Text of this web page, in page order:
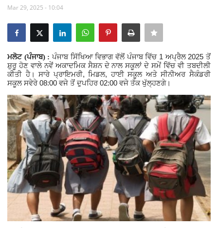
Malout News
History of Malout
Giddarbaha
Railway Time Table
Lambi
Sri Muktsar Sahib News
Punjab
Life & Style
Mar 29, 2025 - 10:04
ਮਲੋਟ (ਪੰਜਾਬ) : ਪੰਜਾਬ ਸਿੱਖਿਆ ਵਿਭਾਗ ਵੱਲੋਂ ਪੰਜਾਬਵਿੱਚ 1 ਅਪ੍ਰੈਲ 2025ਤੋਂ
ਸ਼ੁਰੂ ਹੋਣ ਵਾਲੇ ਨਵੇਂ ਅਕਾਦਮਿਕ ਸੈਸ਼ਨ ਦੇ ਨਾਲ ਸਕੂਲਾਂ ਦੇ ਸਮੇਂ ਵਿੱਚ ਵੀ ਤਬਦੀਲੀ
ਕੀਤੀ ਹੈ। ਸਾਰੇ ਪ੍ਰਾਇਮਰੀ,ਮਿਡਲ, ਹਾਈ ਸਕੂਲ ਅਤੇ ਸੀਨੀਅਰ ਸੈਕੰਡਰੀ
ਸਕੂਲ ਸਵੇਰੇ08:00 ਵਜੇ ਤੋਂ ਦੁਪਹਿਰ02:00 ਵਜੇ ਤੱਕ ਖੁੱਲ੍ਹਣਗੇ।